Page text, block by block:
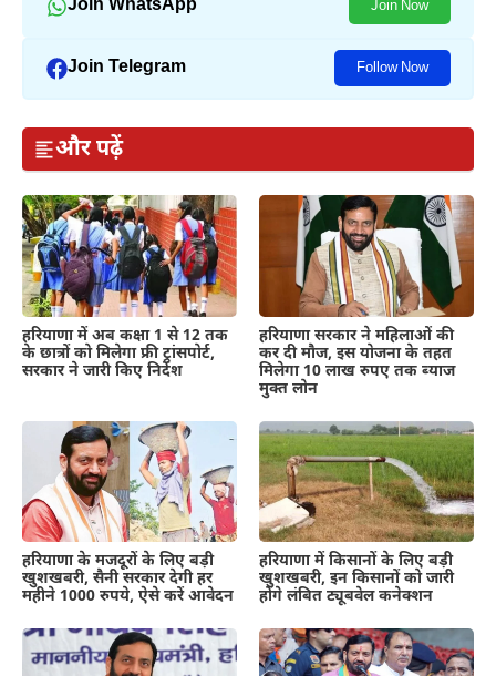
Join WhatsApp Join Now
Join Telegram Follow Now
और पढ़ें
हरियाणा में अब कक्षा 1 से 12 तक
के छात्रों को मिलेगा फ्री ट्रांसपोर्ट,
सरकार ने जारी किए निर्देश
हरियाणा सरकार ने महिलाओं की
कर दी मौज, इस योजना के तहत
मिलेगा 10 लाख रुपए तक ब्याज
मुक्त लोन
हरियाणा के मजदूरों के लिए बड़ी
खुशखबरी, सैनी सरकार देगी हर
महीने 1000 रुपये, ऐसे करें आवेदन
हरियाणा में किसानों के लिए बड़ी
खुशखबरी, इन किसानों को जारी
होंगे लंबित ट्यूबवेल कनेक्शन